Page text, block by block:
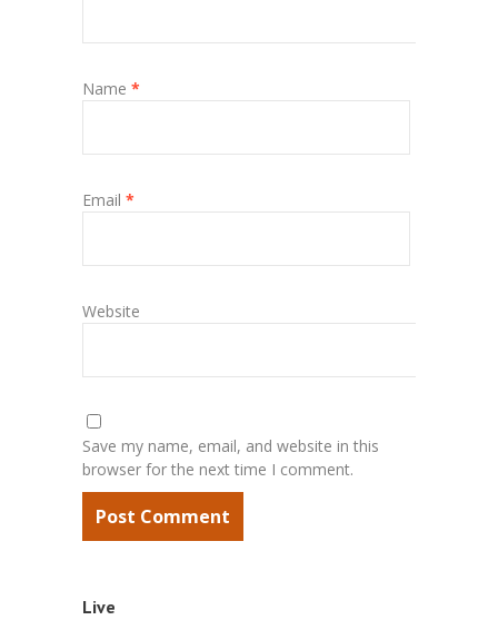
Name *
Email *
Website
Save my name, email, and website in this
browser for the next time I comment.
Live